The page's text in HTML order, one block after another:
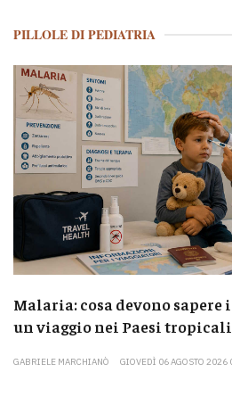
PILLOLE DI PEDIATRIA
Malaria: cosa devono
un viaggio nei Paesi tropicali
GABRIELE MARCHIANÒ GIOVEDÌ 06 AGOSTO 2026